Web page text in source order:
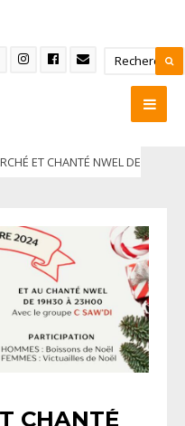
ET CHANTÉ NWEL DE
CHANTÉ